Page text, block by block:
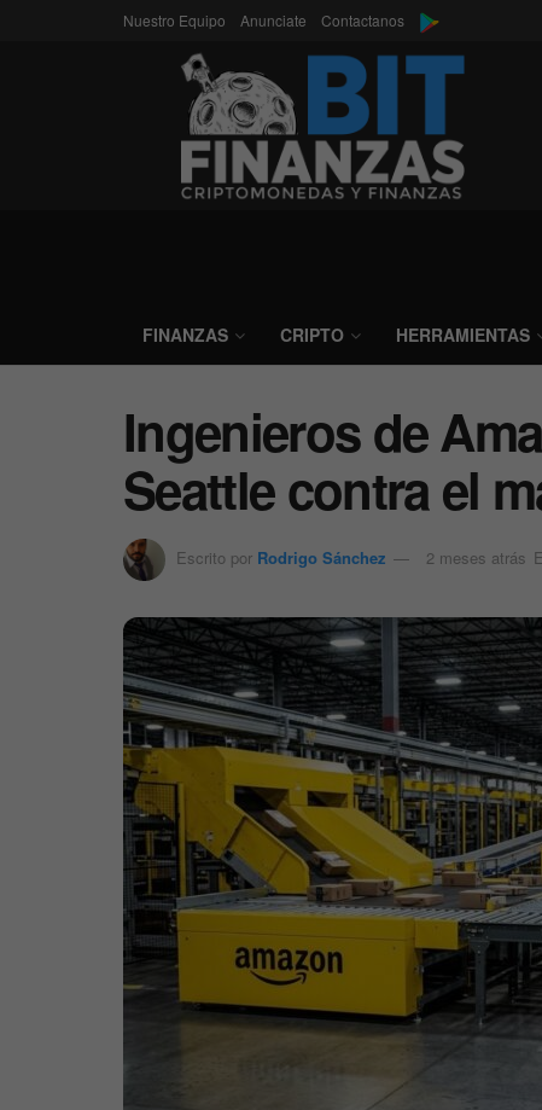
Nuestro Equipo Anunciate Contactanos
FINANZAS CRIPTO HERRAMIENTAS
Ingenieros de
Seattle contra el
Escrito por Rodrigo Sánchez 2 meses atrás